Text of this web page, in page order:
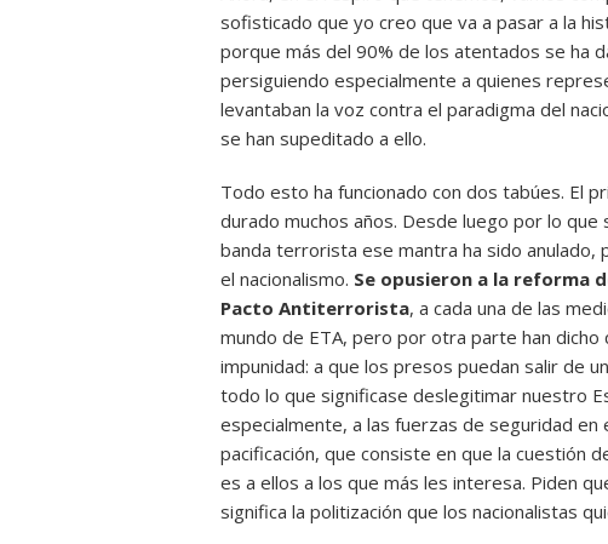
sofisticado que yo creo que va a pasar a la
porque más del 90% de los atentados se ha
persiguiendo especialmente a quienes
levantaban la voz contra el paradigma del
se han supeditado a ello.
Todo esto ha funcionado con dos tabúes. El
durado muchos años. Desde luego por lo
banda terrorista ese mantra ha sido
el nacionalismo. Se opusieron a la reforma
Pacto Antiterrorista, a cada una de las
mundo de ETA, pero por otra parte han
impunidad: a que los presos puedan salir de
todo lo que significase deslegitimar nuestro
especialmente, a las fuerzas de seguridad en
pacificación, que consiste en que la cuestión
es a ellos a los que más les interesa. Piden
significa la politización que los nacionalistas